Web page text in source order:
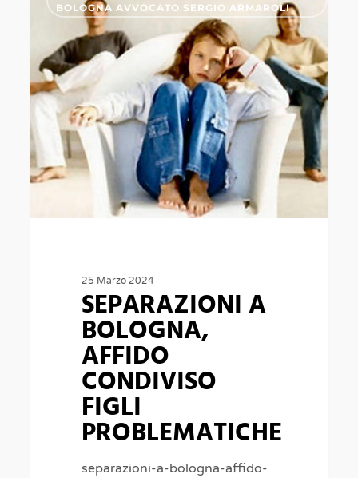
BOLOGNA,
AFFIDO
CONDIVISO
FIGLI
PROBLEMATICHE
BOLOGNA AVVOCATO SERGIO ARMAROLI
25 Marzo 2024
SEPARAZIONI A
BOLOGNA,
AFFIDO
CONDIVISO
FIGLI
PROBLEMATICHE
separazioni-a-bologna-affido-